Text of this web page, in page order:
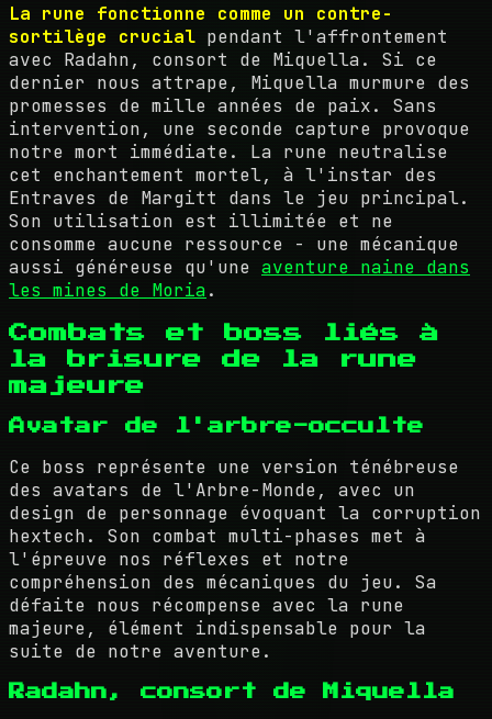
La rune fonctionne comme un contre-
sortilège crucial pendant l'affrontement
avec Radahn, consort de Miquella. Si ce
dernier nous attrape, Miquella murmure des
promesses de mille années de paix. Sans
intervention, une seconde capture provoque
notre mort immédiate. La rune neutralise
cet enchantement mortel, à l'instar des
Entraves de Margitt dans le jeu principal.
Son utilisation est illimitée et ne
consomme aucune ressource - une mécanique
aussi généreuse qu'une aventure naine dans
les mines de Moria.
Combats et boss liés à
la brisure de la rune
majeure
Avatar de l'arbre-occulte
Ce boss représente une version ténébreuse
des avatars de l'Arbre-Monde, avec un
design de personnage évoquant la corruption
hextech. Son combat multi-phases met à
l'épreuve nos réflexes et notre
compréhension des mécaniques du jeu. Sa
défaite nous récompense avec la rune
majeure, élément indispensable pour la
suite de notre aventure.
Radahn, consort de Miquella